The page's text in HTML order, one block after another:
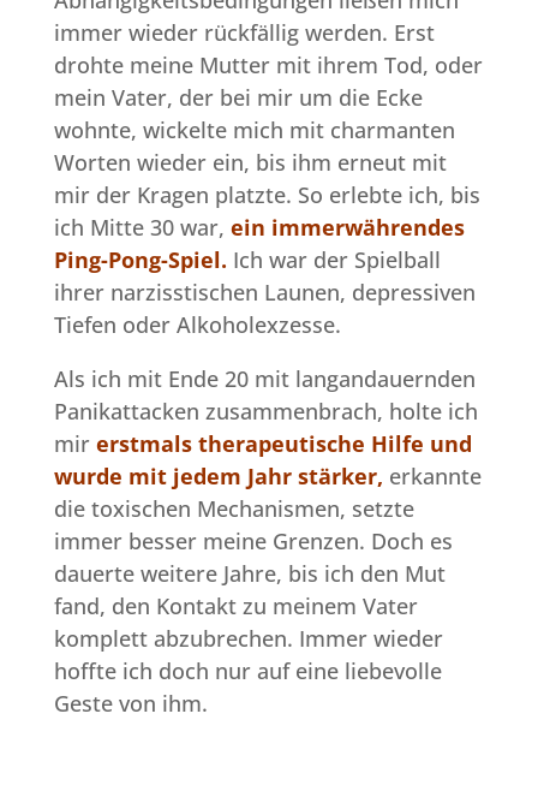
immer wieder rückfällig werden. Erst
drohte meine Mutter mit ihrem Tod, oder
mein Vater, der bei mir um die Ecke
wohnte, wickelte mich mit charmanten
Worten wieder ein, bis ihm erneut mit
mir der Kragen platzte. So erlebte ich, bis
ich Mitte 30 war, ein immerwährendes
Ping-Pong-Spiel. Ich war der Spielball
ihrer narzisstischen Launen, depressiven
Tiefen oder Alkoholexzesse.
Als ich mit Ende 20 mit langandauernden
Panikattacken zusammenbrach, holte ich
mir erstmals therapeutische Hilfe und
wurde mit jedem Jahr stärker, erkannte
die toxischen Mechanismen, setzte
immer besser meine Grenzen. Doch es
dauerte weitere Jahre, bis ich den Mut
fand, den Kontakt zu meinem Vater
komplett abzubrechen. Immer wieder
hoffte ich doch nur auf eine liebevolle
Geste von ihm.